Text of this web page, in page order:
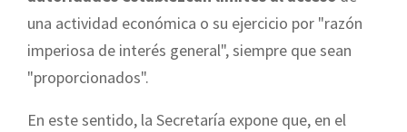
una actividad económica o su ejercicio por "razón
imperiosa de interés general", siempre que sean
"proporcionados".
En este sentido, la Secretaría expone que, en el